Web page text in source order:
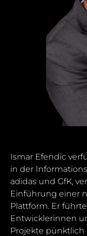
Ismar Efendic
in der
adidas und GfK,
Einführung einer
Plattform. Er
Entwicklerinnen
Projekte